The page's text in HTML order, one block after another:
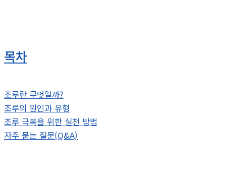
목차
조루란 무엇일까?
조루의 원인과 유형
조루 극복을 위한 실천 방법
자주 묻는 질문(Q&A)